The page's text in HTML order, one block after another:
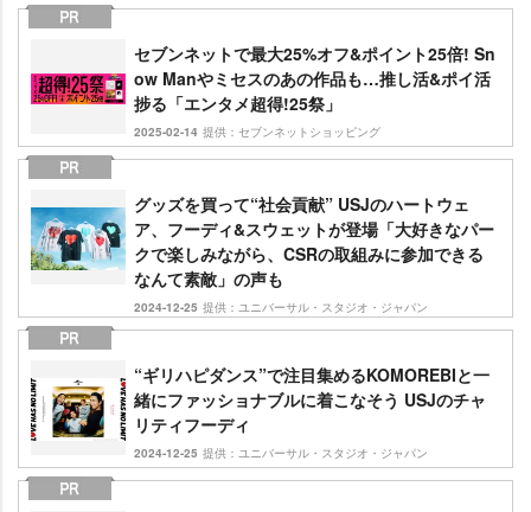
セブンネットで最大25%オフ&ポイント25倍! Sn
ow Manやミセスのあの作品も…推し活&ポイ活
捗る「エンタメ超得!25祭」
2025-02-14 提供：セブンネットショッピング
グッズを買って“社会貢献” USJのハートウェ
ア、フーディ&スウェットが登場「大好きなパー
クで楽しみながら、CSRの取組みに参加できる
なんて素敵」の声も
2024-12-25 提供：ユニバーサル・スタジオ・ジャパン
“ギリハピダンス”で注目集めるKOMOREBIと一
緒にファッショナブルに着こなそう USJのチャ
リティフーディ
2024-12-25 提供：ユニバーサル・スタジオ・ジャパン